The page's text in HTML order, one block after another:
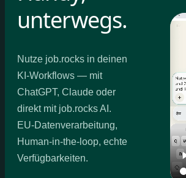
unterwegs.
Nutze job.rocks in deinen
KI-Workflows — mit
ChatGPT, Claude oder
direkt mit job.rocks AI.
EU-Datenverarbeitung,
Human-in-the-loop, echte
Verfügbarkeiten.